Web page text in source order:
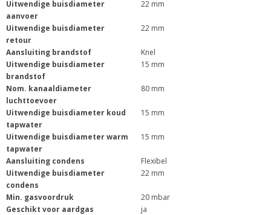
Uitwendige buisdiameter
aanvoer
22 mm
Uitwendige buisdiameter
retour
22 mm
Aansluiting brandstof
Knel
Uitwendige buisdiameter
brandstof
15 mm
Nom. kanaaldiameter
luchttoevoer
80 mm
Uitwendige buisdiameter koud
tapwater
15 mm
Uitwendige buisdiameter warm
tapwater
15 mm
Aansluiting condens
Flexibel
Uitwendige buisdiameter
condens
22 mm
Min. gasvoordruk
20 mbar
Geschikt voor aardgas
ja